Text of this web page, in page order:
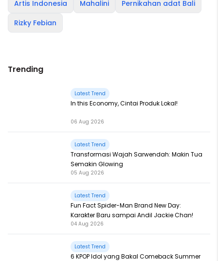
Artis Indonesia Mahalini
Pernikahan adat Bali
Rizky Febian
Trending
Latest Trend
In this Economy, Cintai Produk Lokal!
06 Aug 2026
Latest Trend
Transformasi Wajah Sarwendah: Makin Tua
Semakin Glowing
05 Aug 2026
Latest Trend
Fun Fact Spider-Man Brand New Day:
Karakter Baru sampai Andil Jackie Chan!
04 Aug 2026
Latest Trend
6 KPOP Idol yang Bakal Comeback Summer